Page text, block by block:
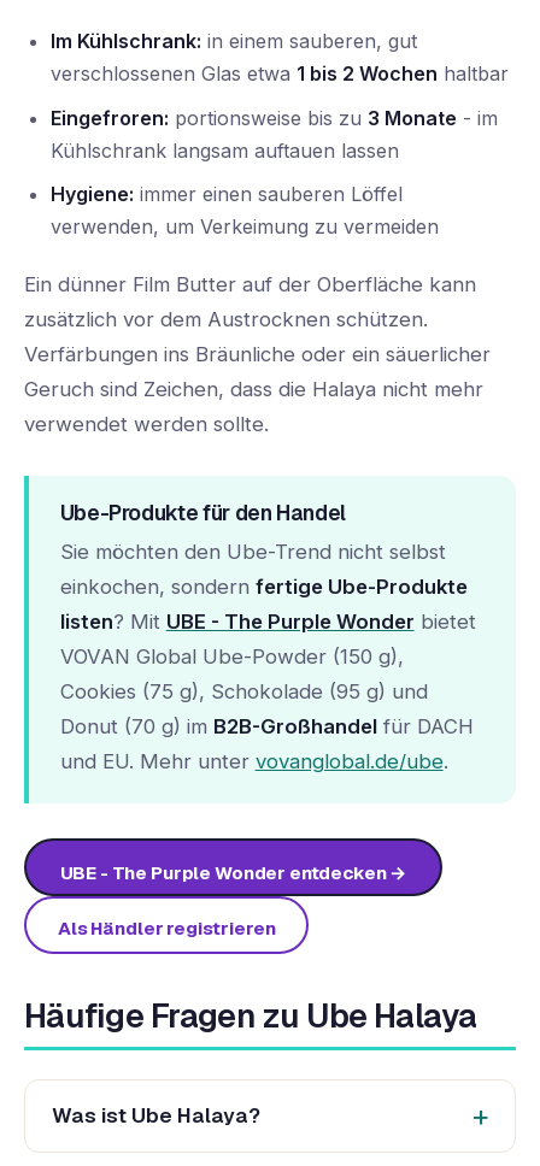
Im Kühlschrank: in einem sauberen, gut
verschlossenen Glas etwa 1 bis 2 Wochen haltbar
Eingefroren: portionsweise bis zu 3 Monate - im
Kühlschrank langsam auftauen lassen
Hygiene: immer einen sauberen Löffel
verwenden, um Verkeimung zu vermeiden
Ein dünner Film Butter auf der Oberfläche kann
zusätzlich vor dem Austrocknen schützen.
Verfärbungen ins Bräunliche oder ein säuerlicher
Geruch sind Zeichen, dass die Halaya nicht mehr
verwendet werden sollte.
Ube-Produkte für den Handel
Sie möchten den Ube-Trend nicht selbst
einkochen, sondern fertige Ube-Produkte
listen? Mit UBE - The Purple Wonder bietet
VOVAN Global Ube-Powder (150 g),
Cookies (75 g), Schokolade (95 g) und
Donut (70 g) im B2B-Großhandelfür DACH
und EU. Mehr unter vovanglobal.de/ube.
UBE - The Purple Wonder entdecken →
Als Händler registrieren
Häufige Fragen zu Ube Halaya
Was ist Ube Halaya?